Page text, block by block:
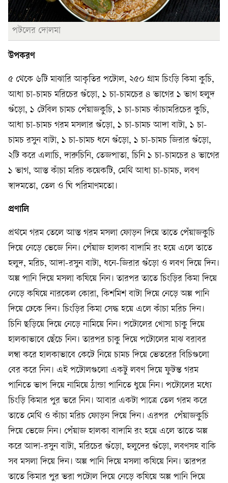
পটলের দোলমা
উপকরণ
৫ থেকে ৬টি মাঝারি আকৃতির পটোল, ২৫০ গ্রাম চিংড়ি কিমা কুচি,
আধা চা-চামচ মরিচের গুঁড়ো, ১ চা-চামচের ৪ ভাগের ১ ভাগ হলুদ
গুঁড়ো, ১ টেবিল চামচ পেঁয়াজকুচি, ১ চা-চামচ কাঁচামরিচের কুচি,
আধা চা-চামচ গরম মসলার গুঁড়ো, ১ চা-চামচ আদা বাটা, ১ চা-
চামচ রসুন বাটা, ১ চা-চামচ ধনে গুঁড়ো, ১ চা-চামচ জিরার গুঁড়ো,
২টি করে এলাচি, দারুচিনি, তেজপাতা, চিনি ১ চা-চামচের ৪ ভাগের
১ ভাগ, আস্ত কাঁচা মরিচ কয়েকটি, মেথি আধা চা-চামচ, লবণ
স্বাদমতো, তেল ও ঘি পরিমাণমতো।
প্রণালি
প্রথমে গরম তেলে আস্ত গরম মসলা ফোড়ন দিয়ে তাতে পেঁয়াজকুচি
দিয়ে নেড়ে ভেজে নিন। পেঁয়াজ হালকা বাদামি রং হয়ে এলে তাতে
হলুদ, মরিচ, আদা-রসুন বাটা, ধনে-জিরার গুঁড়ো ও লবণ দিয়ে দিন।
অল্প পানি দিয়ে মসলা কষিয়ে নিন। তারপর তাতে চিংড়ির কিমা দিয়ে
নেড়ে কষিয়ে নারকেল কোরা, কিশমিশ বাটা দিয়ে নেড়ে অল্প পানি
দিয়ে ঢেকে দিন। চিংড়ির কিমা সেদ্ধ হয়ে এলে কাঁচা মরিচ দিন।
চিনি ছড়িয়ে দিয়ে নেড়ে নামিয়ে নিন। পটোলের খোসা চাকু দিয়ে
হালকাভাবে ছেঁচে নিন। তারপর চাকু দিয়ে পটোলের মাঝ বরাবর
লম্বা করে হালকাভাবে কেটে নিয়ে চামচ দিয়ে ভেতরের বিচিগুলো
বের করে নিন। এই পটোলগুলো একটু লবণ দিয়ে ফুটন্ত গরম
পানিতে ভাপ দিয়ে নামিয়ে ঠান্ডা পানিতে ধুয়ে নিন। পটোলের মধ্যে
চিংড়ি কিমার পুর ভরে নিন। আবার একটা পাত্রে তেল গরম করে
তাতে মেথি ও কাঁচা মরিচ ফোড়ন দিয়ে দিন। এরপর পেঁয়াজকুচি
দিয়ে ভেজে নিন। পেঁয়াজ হালকা বাদামি রং হয়ে এলে তাতে অল্প
করে আদা-রসুন বাটা, মরিচের গুঁড়ো, হলুদের গুঁড়ো, লবণসহ বাকি
সব মসলা দিয়ে দিন। অল্প পানি দিয়ে মসলা কষিয়ে নিন। তারপর
তাতে কিমার পুর ভরা পটোল দিয়ে নেড়ে কষিয়ে অল্প পানি দিয়ে